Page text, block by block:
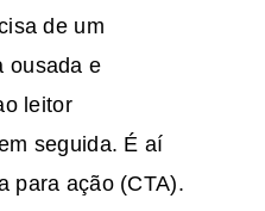
de um
ousada e
leitor
seguida. É aí
para ação (CTA).